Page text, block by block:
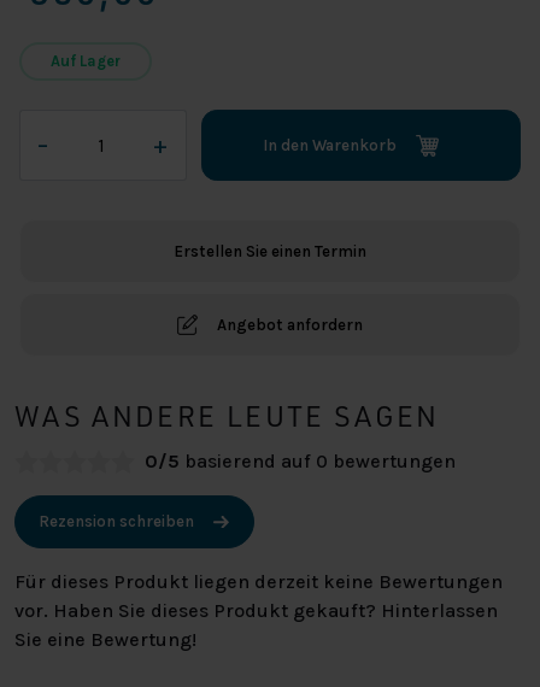
Auf Lager
–
ABC
+ In den Warenkorb
Erstellen Sie einen Termin
Angebot anfordern
WAS ANDERE LEUTE SAGEN
0/5 basierend auf 0 bewertungen
Rezension schreiben
Für dieses Produkt liegen derzeit keine Bewertungen
vor. Haben Sie dieses Produkt gekauft? Hinterlassen
Sie eine Bewertung!